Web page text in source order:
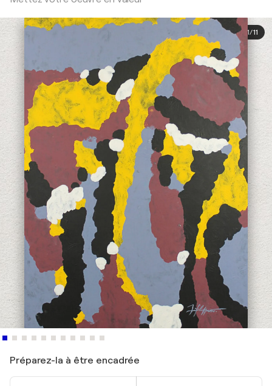
1/11
Préparez-la à être encadrée